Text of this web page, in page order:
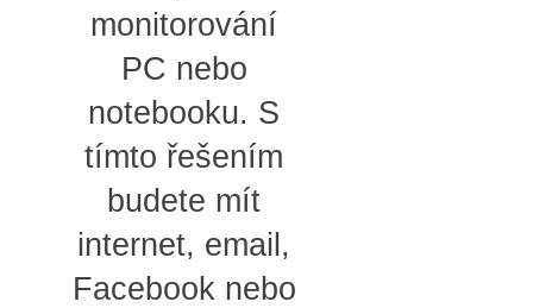
monitorování
PC nebo
notebooku. S
tímto řešením
budete mít
internet, email,
Facebook nebo